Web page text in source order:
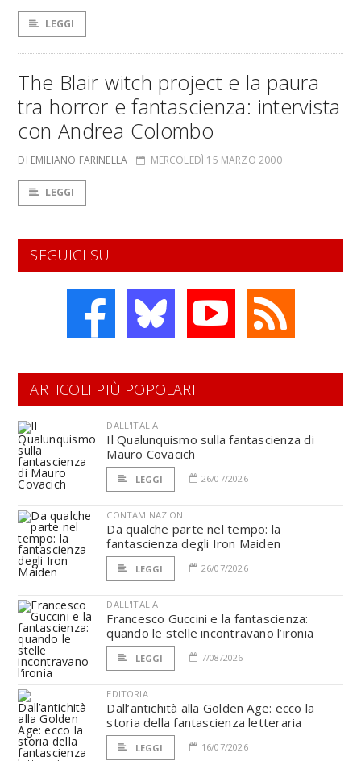
LEGGI
The Blair witch project e la paura
tra horror e fantascienza: intervista
con Andrea Colombo
DI EMILIANO FARINELLA MERCOLEDÌ 15 MARZO 2000
LEGGI
SEGUICI SU
ARTICOLI PIÙ POPOLARI
DALL'ITALIA
Il Qualunquismo sulla fantascienza di
Mauro Covacich
LEGGI 26/07/2026
CONTAMINAZIONI
Da qualche parte nel tempo: la
fantascienza degli Iron Maiden
LEGGI 26/07/2026
DALL'ITALIA
Francesco Guccini e la fantascienza:
quando le stelle incontravano l’ironia
LEGGI 7/08/2026
EDITORIA
Dall’antichità alla Golden Age: ecco la
storia della fantascienza letteraria
LEGGI 16/07/2026